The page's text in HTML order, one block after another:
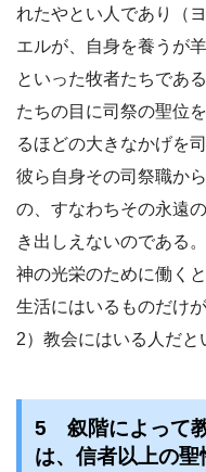
れたやとい人であり（
エルが、自身を養うが
といった牧者たちであ
たちの目に司祭の聖位
るほどの大きなかげを
彼ら自身その司祭職か
の、すなわちその永遠
き出しえないのである
神の光栄のために働く
生活にはいるものだけ
2）教会にはいる人だと
5 叙階によって
は、信者以上の